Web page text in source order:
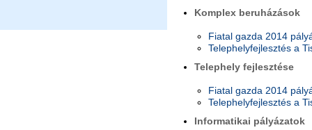
Komplex beruházások
Fiatal gazda 2014
Telephelyfejlesztés a
Telephely fejlesztése
Fiatal gazda 2014
Telephelyfejlesztés a
Informatikai pályázatok